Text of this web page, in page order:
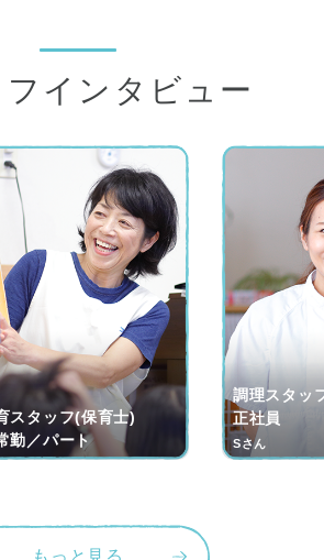
フインタビュー
スタッフ(保育士)
勤／パート
調理スタッ
正社員
Sさん
もっと見る